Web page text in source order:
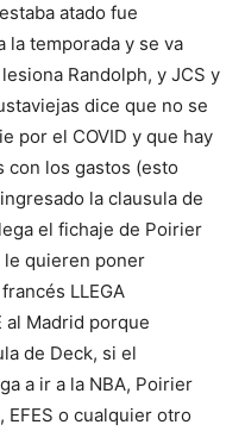
atado fue
la temporada y se va
Randolph, y JCS y
dice que no se
por el COVID y que hay
con los gastos (esto
la clausula de
el fichaje de Poirier
le quieren poner
LLEGA
al Madrid porque
de Deck, si el
a ir a la NBA, Poirier
EFES o cualquier otro